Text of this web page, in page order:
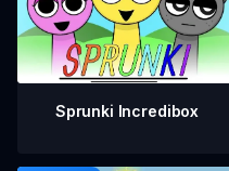
Sprunki Incredibox